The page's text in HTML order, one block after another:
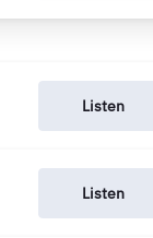
Listen
Listen